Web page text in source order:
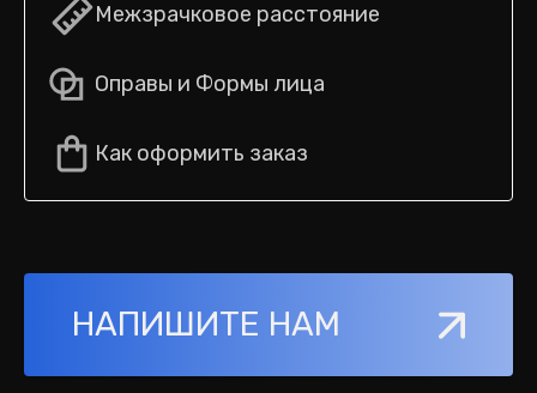
Межзрачковое расстояние
Оправы и Формы лица
Как оформить заказ
НАПИШИТЕ НАМ